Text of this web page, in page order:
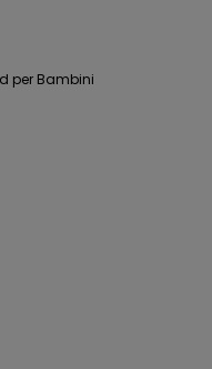
per Bambini